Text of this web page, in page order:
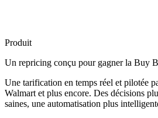
Produit
Un repricing conçu pour gagner la Buy
Une tarification en temps réel et pilotée
Walmart et plus encore. Des décisions
saines, une automatisation plus